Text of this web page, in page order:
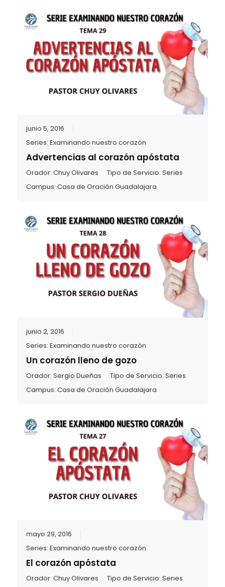
junio 5, 2016
Series: Examinando nuestro corazón
Advertencias al corazón apóstata
Orador: Chuy Olivares Tipo de Servicio: Series
Campus: Casa de Oración Guadalajara
junio 2, 2016
Series: Examinando nuestro corazón
Un corazón lleno de gozo
Orador: Sergio Dueñas Tipo de Servicio: Series
Campus: Casa de Oración Guadalajara
mayo 29, 2016
Series: Examinando nuestro corazón
El corazón apóstata
Orador: Chuy Olivares Tipo de Servicio: Series